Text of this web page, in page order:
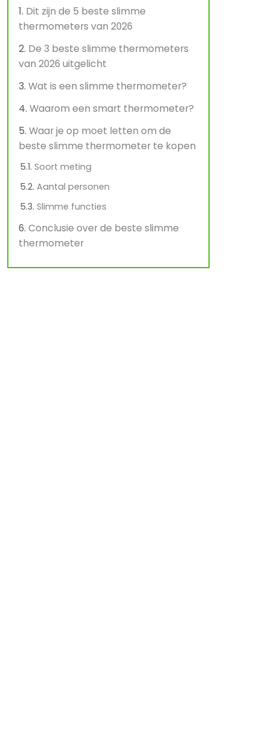
Dit zijn de 5 beste slimme
thermometers van 2026
De 3 beste slimme thermometers
van 2026 uitgelicht
Wat is een slimme thermometer?
Waarom een smart thermometer?
Waar je op moet letten om de
beste slimme thermometer te kopen
Soort meting
Aantal personen
Slimme functies
Conclusie over de beste slimme
thermometer